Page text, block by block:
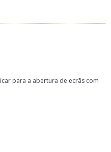
para a abertura de ecrãs com